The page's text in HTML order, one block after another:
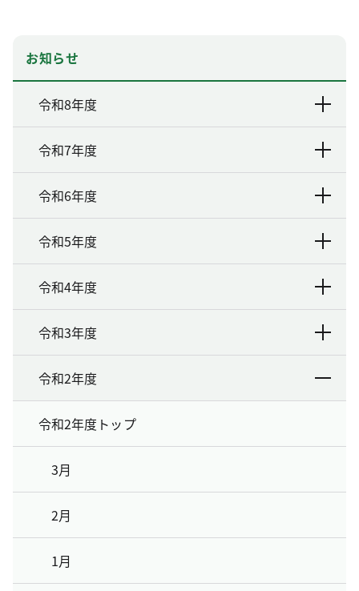
お知らせ
令和8年度
令和7年度
令和6年度
令和5年度
令和4年度
令和3年度
令和2年度
令和2年度トップ
3月
2月
1月